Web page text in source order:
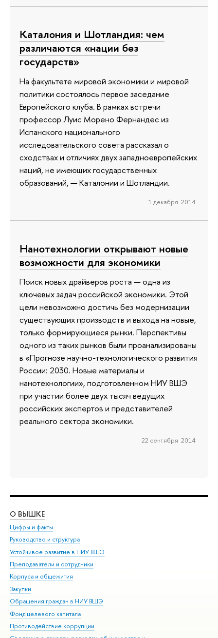
Каталония и Шотландия: чем
различаются «нации без
государств»
На факультете мировой экономики и мировой
политики состоялось первое заседание
Европейского клуба. В рамках встречи
профессор Луис Морено Фернандес из
Испанского национального
исследовательского совета рассказал о
сходствах и отличиях двух западноевропейских
наций, не имеющих государственных
образований, — Каталонии и Шотландии.
1 декабря 2014
Нанотехнологии открывают новые
возможности для экономики
Поиск новых драйверов роста — одна из
ключевых задач российской экономики. Этой
цели невозможно достичь без модернизации
существующих производств и выхода на новые,
только формирующиеся рынки. Перспективы
одного из таких рынков были проанализированы
в «Прогнозе научно-технологического развития
России: 2030. Новые материалы и
нанотехнологии», подготовленном НИУ ВШЭ
при участии более двух тысяч ведущих
российских экспертов и представителей
реального сектора экономики.
22 сентября 2014
О ВЫШКЕ
Цифры и факты
Руководство и структура
Устойчивое развитие в НИУ ВШЭ
Преподаватели и сотрудники
Корпуса и общежития
Закупки
Обращения граждан в НИУ ВШЭ
Фонд целевого капитала
Противодействие коррупции